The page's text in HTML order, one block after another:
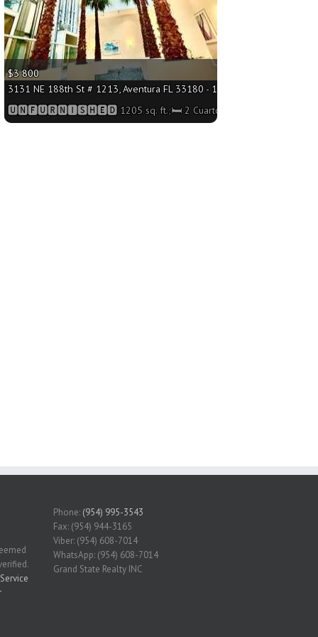
Cuartos/🛁2 Baños
$3 800
3131 NE 188th St # 1213, Aventura FL 33180 - 1205 sq. ft.;🛏 2
🆄🅽🅵🆄🆁🅽🅸🆂🅷🅴🅳 1205 sq. ft.;🛏 2 Cuartos/🛁3 Baños
Phone: (954) 995-3543
Fax: (954) 944-3165
Viber: (954) 608-7014
WhatsApp: (954) 608-7014
Grand State Realty INC